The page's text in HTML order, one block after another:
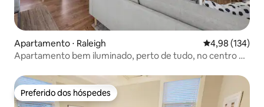
Apartamento ⋅ Raleigh 4,98 de uma
4,98 (134)
Apartamento bem iluminado, perto de tudo, no centro de
Preferido dos hóspedes
Preferido dos hóspedes